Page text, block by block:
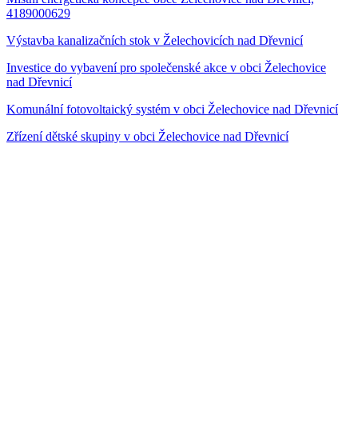
4189000629
Výstavba kanalizačních stok v Želechovicích nad Dřevnicí
Investice do vybavení pro společenské akce v obci Želechovice
nad Dřevnicí
Komunální fotovoltaický systém v obci Želechovice nad Dřevnicí
Zřízení dětské skupiny v obci Želechovice nad Dřevnicí